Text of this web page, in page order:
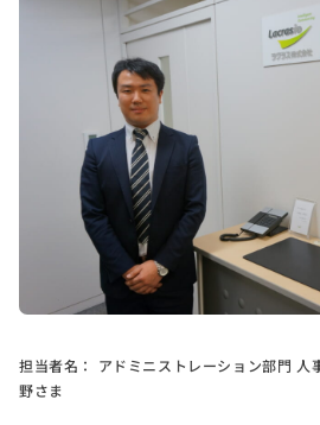
担当者名： アドミニストレーション部門
野さま